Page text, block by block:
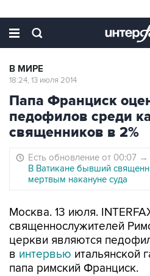
В МИРЕ
18:24, 13 июля 2014
Папа Франциск
педофилов среди
священников в 2%
Есть обновление от 00:07 →
В Ватикане бывший
мертвым накануне суда
Москва. 13 июля.
священнослужителей
церкви являются
в интервью итальянской
папа римский Франциск.